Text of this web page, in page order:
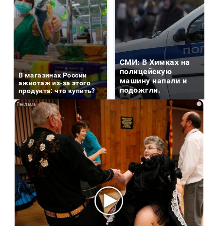
В магазинах России
ажиотаж из-за этого
продукта: что купить?
СМИ: В Химках на
полицейскую
машину напали и
подожгли.
i